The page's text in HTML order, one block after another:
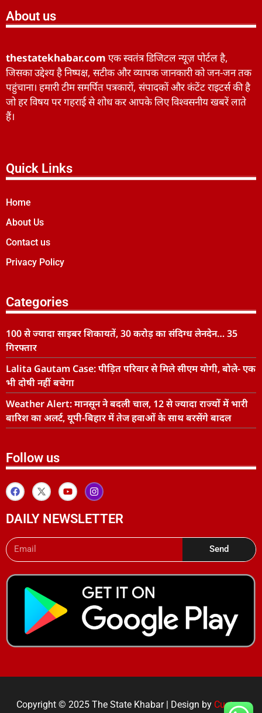
About us
thestatekhabar.com एक स्वतंत्र डिजिटल न्यूज़ पोर्टल है,
जिसका उद्देश्य है निष्पक्ष, सटीक और व्यापक जानकारी को जन-जन तक
पहुंचाना। हमारी टीम समर्पित पत्रकारों, संपादकों और कंटेंट राइटर्स की है
जो हर विषय पर गहराई से शोध कर आपके लिए विश्वसनीय खबरें लाते
हैं।
Quick Links
Home
About Us
Contact us
Privacy Policy
Categories
100 से ज्यादा साइबर शिकायतें, 30 करोड़ का संदिग्ध लेनदेन… 35
गिरफ्तार
Lalita Gautam Case: पीड़ित परिवार से मिले सीएम योगी, बोले- एक
भी दोषी नहीं बचेगा
Weather Alert: मानसून ने बदली चाल, 12 से ज्यादा राज्यों में भारी
बारिश का अलर्ट, यूपी-बिहार में तेज हवाओं के साथ बरसेंगे बादल
Follow us
DAILY NEWSLETTER
Send
Copyright © 2025 The State Khabar | Design by Custom